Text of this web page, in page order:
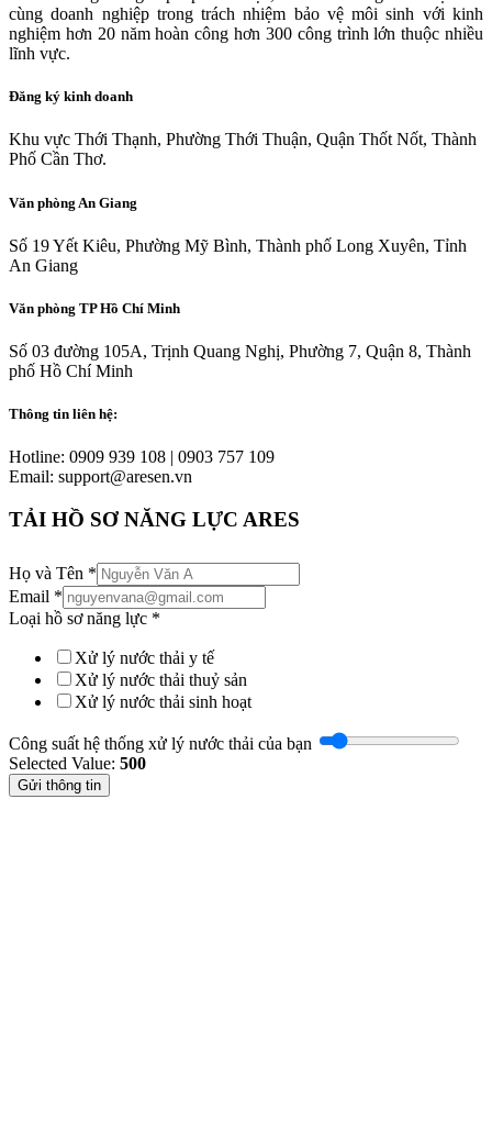
cùng doanh nghiệp trong trách nhiệm bảo vệ môi sinh với kinh
nghiệm hơn 20 năm hoàn công hơn 300 công trình lớn thuộc nhiều
lĩnh vực.
Đăng ký kinh doanh
Khu vực Thới Thạnh, Phường Thới Thuận, Quận Thốt Nốt, Thành
Phố Cần Thơ.
Văn phòng An Giang
Số 19 Yết Kiêu, Phường Mỹ Bình, Thành phố Long Xuyên, Tỉnh
An Giang
Văn phòng TP Hồ Chí Minh
Số 03 đường 105A, Trịnh Quang Nghị, Phường 7, Quận 8, Thành
phố Hồ Chí Minh
Thông tin liên hệ:
Hotline: 0909 939 108 | 0903 757 109
Email: support@aresen.vn
TẢI HỒ SƠ NĂNG LỰC ARES
Họ và Tên *
Email *
Loại hồ sơ năng lực *
Xử lý nước thải y tế
Xử lý nước thải thuỷ sản
Xử lý nước thải sinh hoạt
Công suất hệ thống xử lý nước thải của bạn
Selected Value: 500
Gửi thông tin